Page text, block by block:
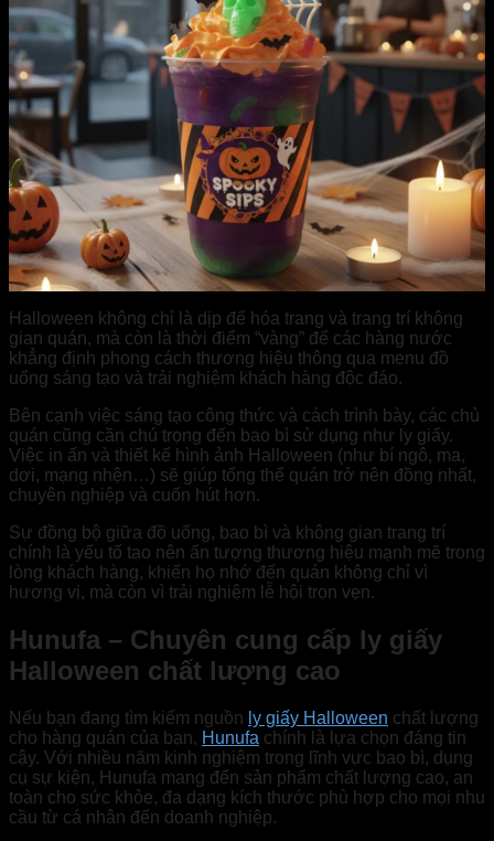
Halloween không chỉ là dịp để hóa trang và trang trí không
gian quán, mà còn là thời điểm “vàng” để các hàng nước
khẳng định phong cách thương hiệu thông qua menu đồ
uống sáng tạo và trải nghiệm khách hàng độc đáo.
Bên cạnh việc sáng tạo công thức và cách trình bày, các chủ
quán cũng cần chú trọng đến bao bì sử dụng như ly giấy.
Việc in ấn và thiết kế hình ảnh Halloween (như bí ngô, ma,
dơi, mạng nhện…) sẽ giúp tổng thể quán trở nên đồng nhất,
chuyên nghiệp và cuốn hút hơn.
Sự đồng bộ giữa đồ uống, bao bì và không gian trang trí
chính là yếu tố tạo nên ấn tượng thương hiệu mạnh mẽ trong
lòng khách hàng, khiến họ nhớ đến quán không chỉ vì
hương vị, mà còn vì trải nghiệm lễ hội trọn vẹn.
Hunufa – Chuyên cung cấp ly giấy
Halloween chất lượng cao
Nếu bạn đang tìm kiếm nguồn ly giấy Halloween chất lượng
cho hàng quán của bạn, Hunufa chính là lựa chọn đáng tin
cậy. Với nhiều năm kinh nghiệm trong lĩnh vực bao bì, dụng
cụ sự kiện, Hunufa mang đến sản phẩm chất lượng cao, an
toàn cho sức khỏe, đa dạng kích thước phù hợp cho mọi nhu
cầu từ cá nhân đến doanh nghiệp.